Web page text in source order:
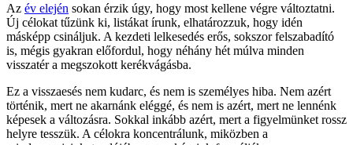
Az év elején sokan érzik úgy, hogy most kellene végre változtatni.
Új célokat tűzünk ki, listákat írunk, elhatározzuk, hogy idén
másképp csináljuk. A kezdeti lelkesedés erős, sokszor felszabadító
is, mégis gyakran előfordul, hogy néhány hét múlva minden
visszatér a megszokott kerékvágásba.
Ez a visszaesés nem kudarc, és nem is személyes hiba. Nem azért
történik, mert ne akarnánk eléggé, és nem is azért, mert ne lennénk
képesek a változásra. Sokkal inkább azért, mert a figyelmünket rossz
helyre tesszük. A célokra koncentrálunk, miközben a